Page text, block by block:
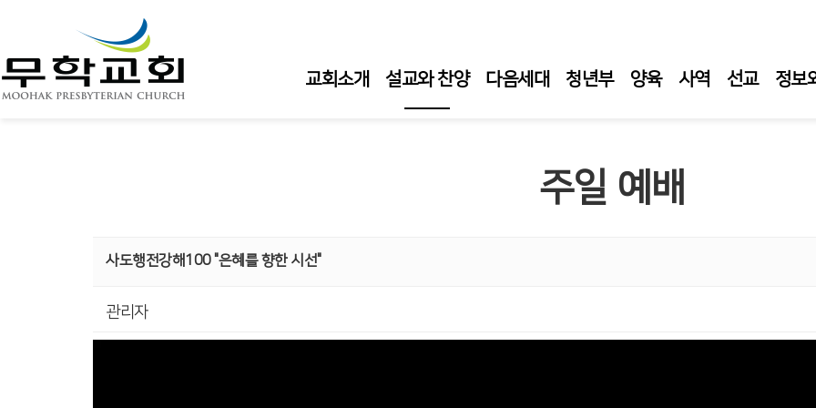
교회소개 설교와 찬양
큐티 새벽 기도회
다음세대 청년부 양육 사역 선교 정보
주일 예배
사도행전강해100 "은혜를 향한 시선"
관리자